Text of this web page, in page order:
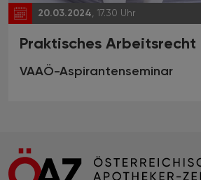
20.03.2024, 17.30 Uhr
Praktisches Arbeitsrecht
VAAÖ-Aspirantenseminar